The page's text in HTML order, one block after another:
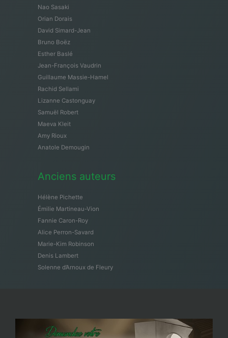
Nao Sasaki
Orian Dorais
David Simard-Jean
Bruno Boëz
Esther Baslé
Jean-François Vaudrin
Guillaume Massie-Hamel
Rachid Sellami
Lizanne Castonguay
Samuël Robert
Maeva Kleit
Amy Rioux
Anatole Demougin
Anciens auteurs
Hélène Pichette
Émilie Martineau-Vion
Fannie Caron-Roy
Alice Perron-Savard
Marie-Kim Robinson
Denis Lambert
Solenne d’Arnoux de Fleury